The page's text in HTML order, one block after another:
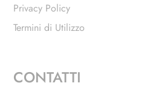
Privacy Policy
Termini di Utilizzo
CONTATTI